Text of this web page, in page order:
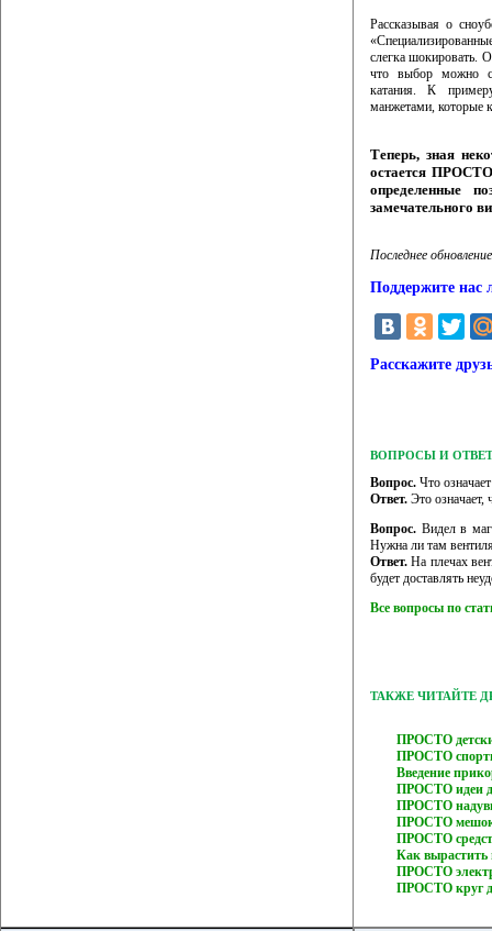
Рассказывая о
слегка шокировать.
что выбор можно
катания. К
манжетами, которые
Теперь, зная
остается ПРОСТО
определенные
замечательного
Последнее
Поддержите нас
Расскажите
ВОПРОСЫ И
Вопрос. Что
Ответ. Это
Вопрос. Видел в
Нужна ли там
Ответ. На плечах
будет доставлять
Все вопросы по
ТАКЖЕ ЧИТАЙТЕ
ПРОСТО
ПРОСТО
Введение
ПРОСТО идеи
ПРОСТО
ПРОСТО мешок
ПРОСТО
Как
ПРОСТО
ПРОСТО круг